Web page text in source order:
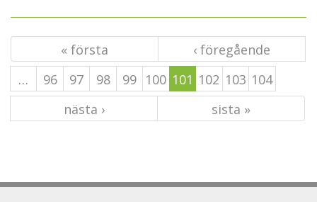
« första
‹ föregående
…
96 97 98 99 100 101 102 103 104
nästa ›
sista »